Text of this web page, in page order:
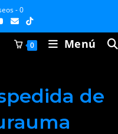
-0
0 Menú
de